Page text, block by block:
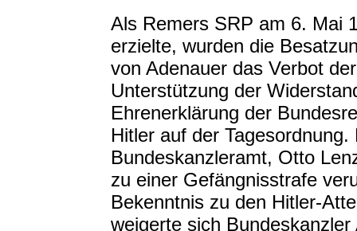
Als Remers SRP am 6. Mai
erzielte, wurden die
von Adenauer das Verbot
Unterstützung der
Ehrenerklärung der
Hitler auf der
Bundeskanzleramt, Otto
zu einer Gefängnisstrafe
Bekenntnis zu den Hitler-
weigerte sich